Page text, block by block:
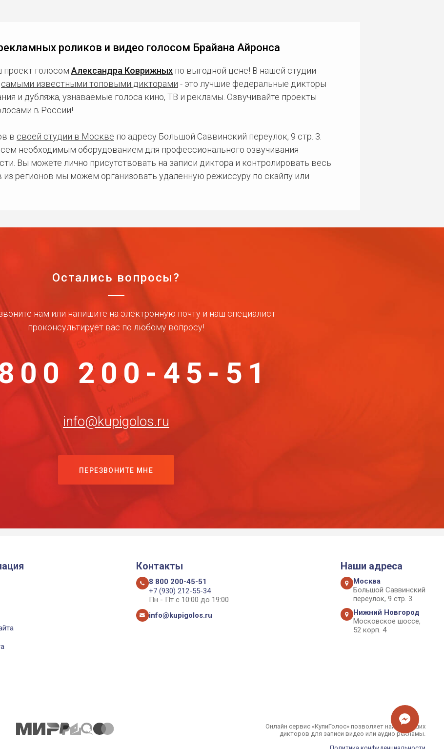
роликов и видео голосом Брайана Айронса
голосом Александра Коврижных по выгодной цене! В нашей студии
самыми известными топовыми дикторами - это лучшие федеральные дикторы
и дубляжа, узнаваемые голоса кино, ТВ и рекламы. Озвучивайте проекты
в России!
в своей студии в Москве по адресу Большой Саввинский переулок, 9 стр. 3.
необходимым оборудованием для профессионального озвучивания
Вы можете лично присутствовать на записи диктора и контролировать весь
из регионов мы можем организовать удаленную режиссуру по скайпу или
Остались вопросы?
нам или напишите на электронную почту и наш специалист
проконсультирует вас по любому вопросу!
200-45-51
info@kupigolos.ru
ПЕРЕЗВОНИТЕ МНЕ
Контакты
8 800 200-45-51
+7 (930) 212-55-34
Пн - Пт с 10:00 до 19:00
info@kupigolos.ru
Наши адреса
Москва
Большой Саввинский
переулок, 9 стр. 3
Нижний Новгород
Московское шоссе,
52 корп. 4
Онлайн сервис «КупиГолос» позволяет найти лучших
дикторов для записи видео или аудио рекламы.